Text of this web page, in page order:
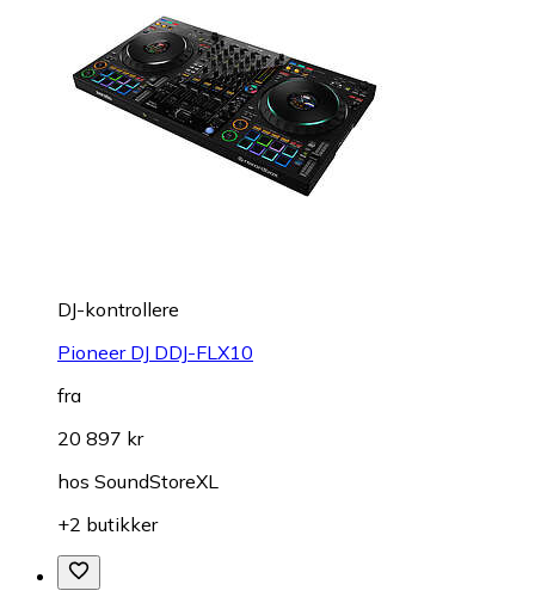
DJ-kontrollere
Pioneer DJ DDJ-FLX10
fra
20 897 kr
hos SoundStoreXL
+2 butikker